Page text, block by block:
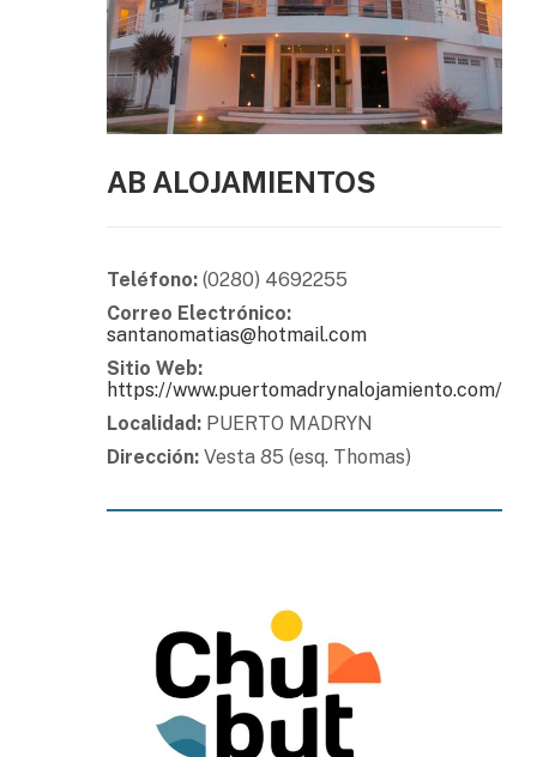
AB ALOJAMIENTOS
Teléfono: (0280) 4692255
Correo Electrónico:
santanomatias@hotmail.com
Sitio Web:
https://www.puertomadrynalojamiento.com/
Localidad: PUERTO MADRYN
Dirección: Vesta 85 (esq. Thomas)